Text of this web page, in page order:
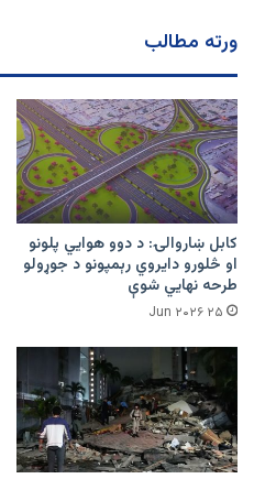
ډالر
انعام
ورکوي
ورته مطالب
کابل ښاروالۍ: د دوو هوايي پلونو
او څلورو دایروي رېمپونو د جوړولو
طرحه نهایي شوې
۲۵ Jun ۲۰۲۶